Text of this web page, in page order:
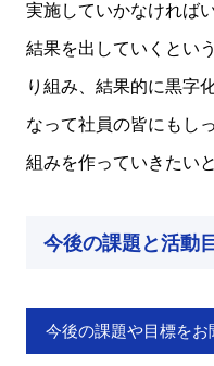
実施していかなければ
結果を出していくとい
り組み、結果的に黒字
なって社員の皆にもし
組みを作っていきたい
今後の課題と活動
今後の課題や目標をお